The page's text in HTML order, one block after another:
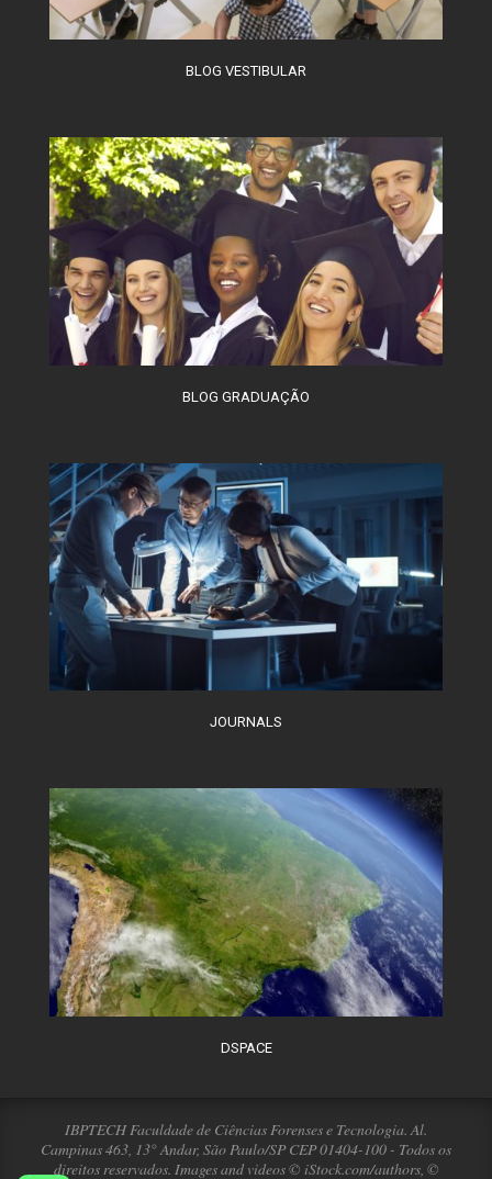
BLOG VESTIBULAR
BLOG GRADUAÇÃO
JOURNALS
DSPACE
IBPTECH Faculdade de Ciências Forenses e Tecnologia. Al.
Campinas 463, 13° Andar, São Paulo/SP CEP 01404-100 - Todos os
direitos reservados. Images and videos © iStock.com/authors, ©